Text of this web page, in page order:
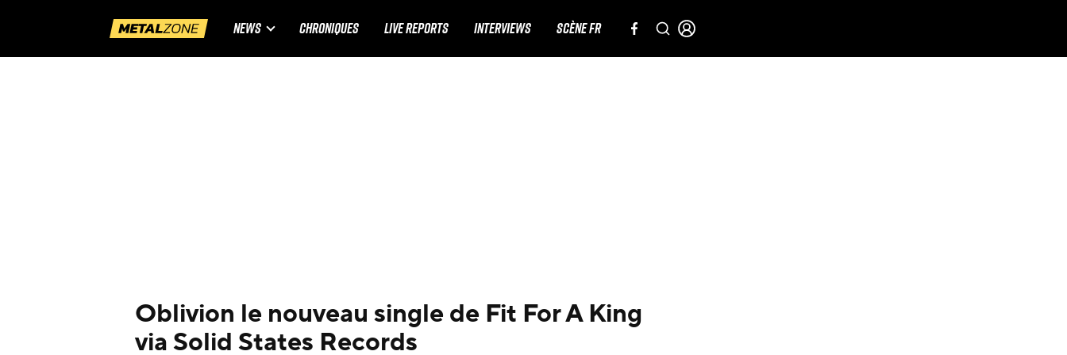
NEWS CHRONIQUES LIVE REPORTS INTERVIEWS SCÈNE FR
Oblivion le nouveau single de Fit For A King
via Solid States Records